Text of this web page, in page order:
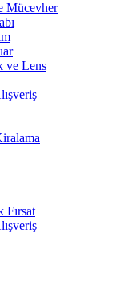
Mücevher
ve Lens
Fırsat